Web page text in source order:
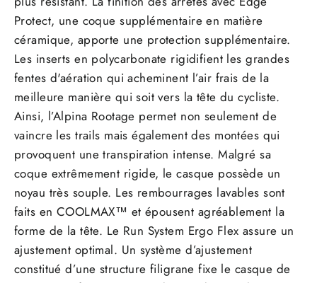
Protect, une coque supplémentaire en matière
céramique, apporte une protection supplémentaire.
Les inserts en polycarbonate rigidifient les grandes
fentes d'aération qui acheminent l’air frais de la
meilleure manière qui soit vers la tête du cycliste.
Ainsi, l’Alpina Rootage permet non seulement de
vaincre les trails mais également des montées qui
provoquent une transpiration intense. Malgré sa
coque extrêmement rigide, le casque possède un
noyau très souple. Les rembourrages lavables sont
faits en COOLMAX™ et épousent agréablement la
forme de la tête. Le Run System Ergo Flex assure un
ajustement optimal. Un système d’ajustement
constitué d’une structure filigrane fixe le casque de